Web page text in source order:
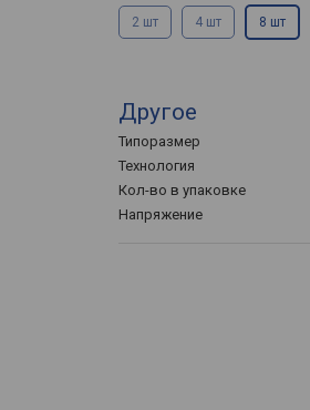
2 шт 4 шт 8 шт
Другое
Типоразмер
Технология
Кол-во в упаковке
Напряжение